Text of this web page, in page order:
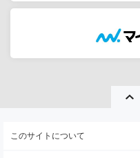
このサイトについて